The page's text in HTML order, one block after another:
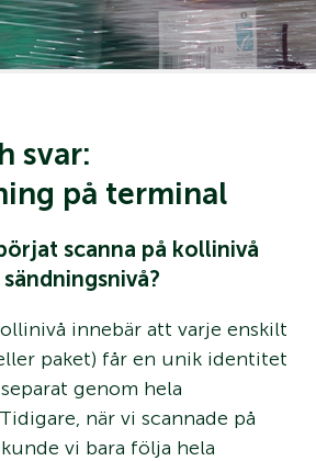
svar:
på terminal
scanna på kollinivå
innebär att varje enskilt
paket) får en unik identitet
genom hela
när vi scannade på
vi bara följa hela